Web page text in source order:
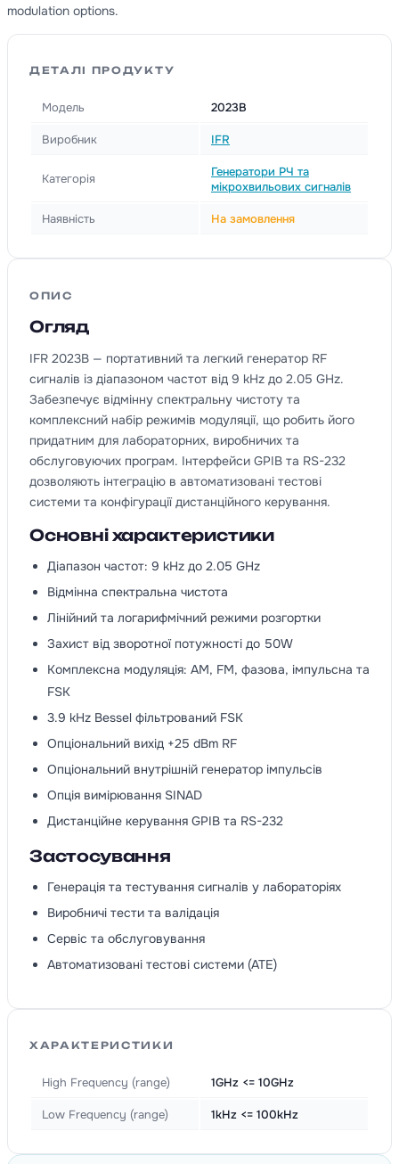
modulation options.
ДЕТАЛІ ПРОДУКТУ
Модель 2023B
Виробник IFR
Категорія
Генератори РЧ та
мікрохвильових сигналів
Наявність На замовлення
ОПИС
Огляд
IFR 2023B — портативний та легкий генератор RF
сигналів із діапазоном частот від 9 kHz до 2.05 GHz.
Забезпечує відмінну спектральну чистоту та
комплексний набір режимів модуляції, що робить його
придатним для лабораторних, виробничих та
обслуговуючих програм. Інтерфейси GPIB та RS-232
дозволяють інтеграцію в автоматизовані тестові
системи та конфігурації дистанційного керування.
Основні характеристики
Діапазон частот: 9 kHz до 2.05 GHz
Відмінна спектральна чистота
Лінійний та логарифмічний режими розгортки
Захист від зворотної потужності до 50W
Комплексна модуляція: AM, FM, фазова, імпульсна та
FSK
3.9 kHz Bessel фільтрований FSK
Опціональний вихід +25 dBm RF
Опціональний внутрішній генератор імпульсів
Опція вимірювання SINAD
Дистанційне керування GPIB та RS-232
Застосування
Генерація та тестування сигналів у лабораторіях
Виробничі тести та валідація
Сервіс та обслуговування
Автоматизовані тестові системи (ATE)
ХАРАКТЕРИСТИКИ
High Frequency (range) 1GHz <= 10GHz
Low Frequency (range) 1kHz <= 100kHz